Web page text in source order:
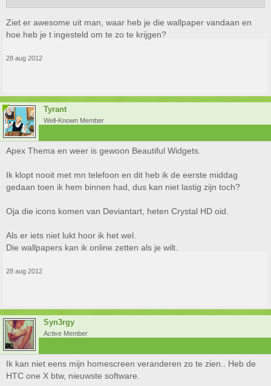
Ziet er awesome uit man, waar heb je die wallpaper vandaan en
hoe heb je t ingesteld om te zo te krijgen?
28 aug 2012
Tyrant
Well-Known Member
Apex Thema en weer is gewoon Beautiful Widgets.
Ik klopt nooit met mn telefoon en dit heb ik de eerste middag
gedaan toen ik hem binnen had, dus kan niet lastig zijn toch?
Oja die icons komen van Deviantart, heten Crystal HD oid.
Als er iets niet lukt hoor ik het wel.
Die wallpapers kan ik online zetten als je wilt.
28 aug 2012
Syn3rgy
Active Member
Ik kan niet eens mijn homescreen veranderen zo te zien.. Heb de
HTC one X btw, nieuwste software.